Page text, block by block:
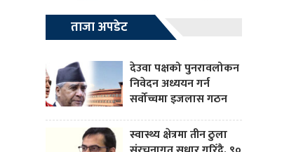
ताजा अपडेट
देउवा पक्षको पुनरावलोकन
निवेदन अध्ययन गर्न
सर्वोच्चमा इजलास गठन
स्वास्थ्य क्षेत्रमा तीन ठुला